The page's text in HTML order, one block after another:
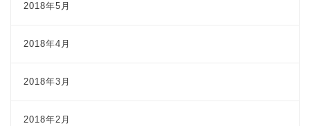
2018年5月
2018年4月
2018年3月
2018年2月